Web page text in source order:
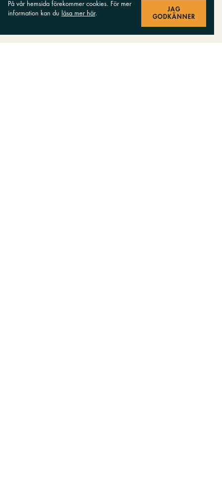
På vår hemsida förekommer cookies. För mer
information kan du
läsa mer här.
JAG
GODKÄNNER